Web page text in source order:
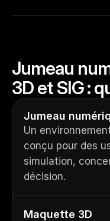
Jumeau
3D et SIG :
Jumeau
Un
conçu pour des
simulation,
décision.
Maquette 3D